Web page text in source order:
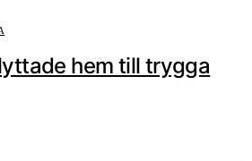
hem till trygga